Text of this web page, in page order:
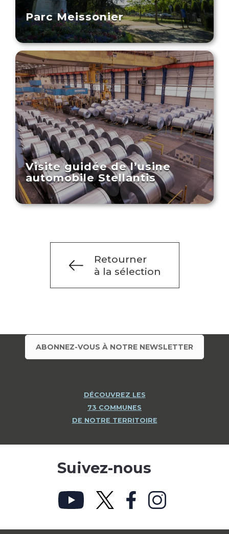
Parc Meissonier
Visite guidée de l’usine
automobile Stellantis
Retourner
à la sélection
ABONNEZ-VOUS À NOTRE NEWSLETTER
DÉCOUVREZ LES
73 COMMUNES
DE NOTRE TERRITOIRE
Suivez-nous